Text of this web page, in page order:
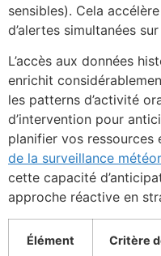
sensibles). Cela
d’alertes simultanées
L’accès aux données
enrichit
les patterns d’activité
d’intervention pour
planifier vos ressources
de la surveillance
cette capacité
approche réactive en
Élément Critère